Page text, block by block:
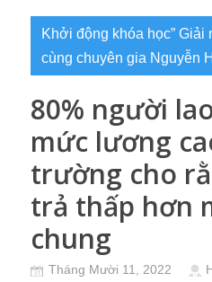
Khởi động khóa học” Giải
cùng chuyên gia Nguyễn
80% người
mức lương
trường cho
trả thấp hơn
chung
Tháng Mười 11, 2022